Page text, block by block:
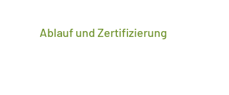
Ablauf und Zertifizierung